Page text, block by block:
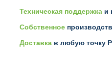
Техническая поддержка и
Собственное
Доставка в любую точку